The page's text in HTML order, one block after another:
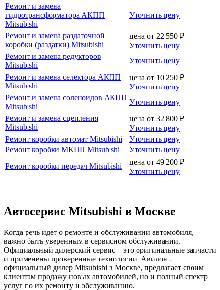
Ремонт и замена
гидротрансформатора АКПП
Mitsubishi
Уточнить цену
Ремонт и замена раздаточной
коробки (раздатки) Mitsubishi
цена от 22 550 ₽
Уточнить цену
Ремонт и замена редукторов
Mitsubishi
Уточнить цену
Ремонт и замена селектора АКПП
Mitsubishi
цена от 10 250 ₽
Уточнить цену
Ремонт и замена соленоидов АКПП
Mitsubishi
Уточнить цену
Ремонт и замена сцепления
Mitsubishi
цена от 32 800 ₽
Уточнить цену
Ремонт коробки автомат Mitsubishi
Уточнить цену
Ремонт коробки МКПП Mitsubishi
Уточнить цену
Ремонт коробки передач Mitsubishi
цена от 49 200 ₽
Уточнить цену
Автосервис Mitsubishi в Москве
Когда речь идет о ремонте и обслуживании автомобиля,
важно быть уверенным в сервисном обслуживании.
Официальный дилерский сервис – это оригинальные запчасти
и применены проверенные технологии. Авилон -
официальный дилер Mitsubishi в Москве, предлагает своим
клиентам продажу новых автомобилей, но и полный спектр
услуг по их ремонту и обслуживанию.